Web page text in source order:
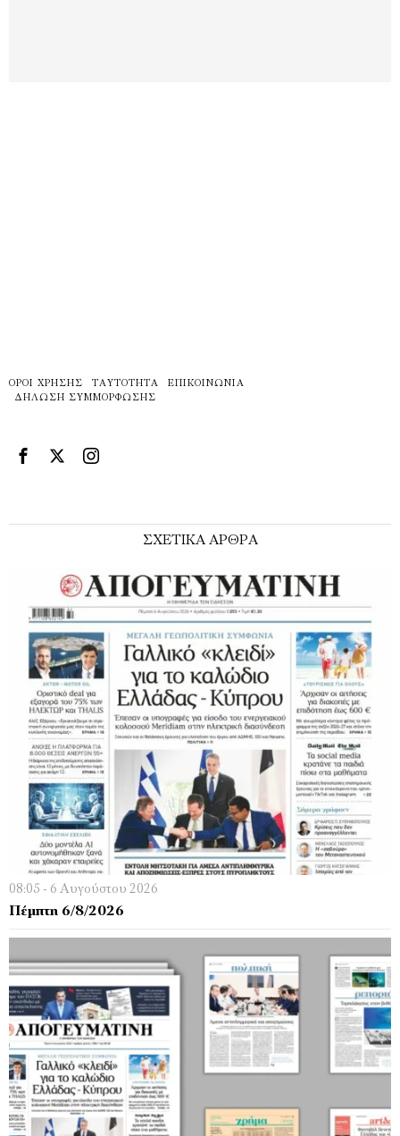
ΌΡΟΙ ΧΡΉΣΗΣ ΤΑΥΤΌΤΗΤΑ
ΕΠΙΚΟΙΝΩΝΊΑ
ΔΉΛΩΣΗ ΣΥΜΜΌΡΦΩΣΗΣ
ΣΧΕΤΙΚΑ ΑΡΘΡΑ
08:05 - 6 Αυγούστου 2026
Πέμπτη 6/8/2026